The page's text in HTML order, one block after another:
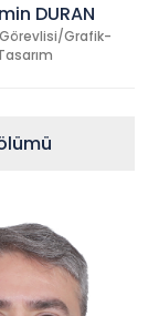
DURAN
Grafik-